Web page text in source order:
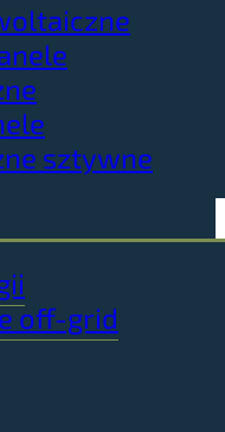
sztywne
off-grid